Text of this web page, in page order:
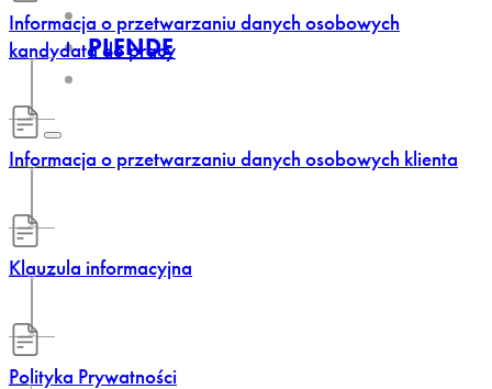
PLENDE
Informacja o przetwarzaniu danych osobowych
kandydata do pracy
Informacja o przetwarzaniu danych osobowych klienta
Klauzula informacyjna
Polityka Prywatności